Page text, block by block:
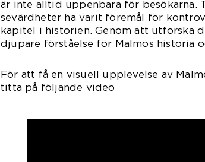
är inte alltid uppenbara för besökarna.
sevärdheter ha varit föremål för
kapitel i historien. Genom att utforska
djupare förståelse för Malmös historia
För att få en visuell upplevelse av
titta på följande video